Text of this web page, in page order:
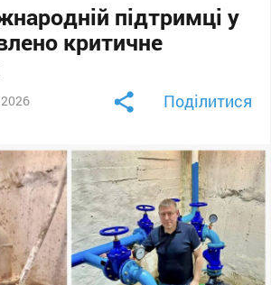
підтримці у
критичне
Поділитися